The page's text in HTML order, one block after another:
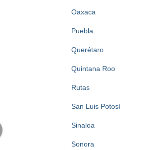
Oaxaca
Puebla
Querétaro
Quintana Roo
Rutas
San Luis Potosí
Sinaloa
Sonora